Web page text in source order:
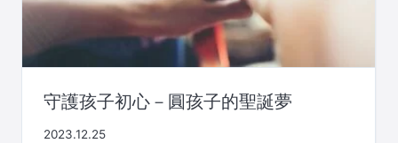
守護孩子初心－圓孩子的聖誕夢
2023.12.25